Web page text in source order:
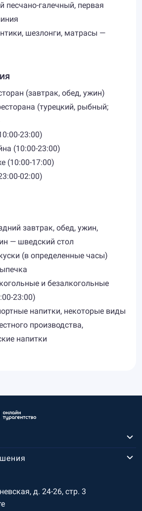
песчано-галечный, первая
шезлонги, матрасы —
(завтрак, обед, ужин)
(турецкий, рыбный;
23:00)
(10:00-23:00)
(10:00-17:00)
02:00)
завтрак, обед, ужин,
— шведский стол
(в определенные часы)
и безалкогольные
23:00)
напитки, некоторые виды
производства,
напитки
д. 24-26, стр. 3